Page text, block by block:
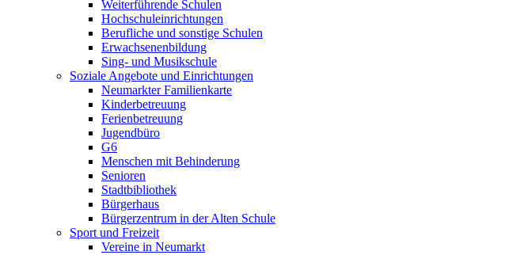
Weiterführende Schulen
Hochschuleinrichtungen
Berufliche und sonstige Schulen
Erwachsenenbildung
Sing- und Musikschule
Soziale Angebote und Einrichtungen
Neumarkter Familienkarte
Kinderbetreuung
Ferienbetreuung
Jugendbüro
G6
Menschen mit Behinderung
Senioren
Stadtbibliothek
Bürgerhaus
Bürgerzentrum in der Alten Schule
Sport und Freizeit
Vereine in Neumarkt